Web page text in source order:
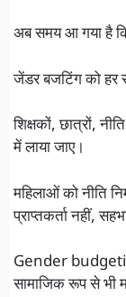
अब समय आ गया है
जेंडर बजटिंग को हर
शिक्षकों, छात्रों,
में लाया जाए।
महिलाओं को नीति
प्राप्तकर्ता नहीं,
Gender
सामाजिक रूप से भी